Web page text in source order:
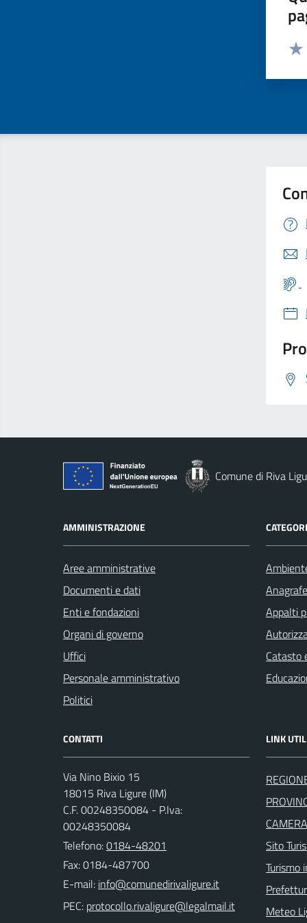
Comune di Riva
AMMINISTRAZIONE
Aree amministrative
Documenti e dati
Enti e fondazioni
Organi di governo
Uffici
Personale amministrativo
Politici
Appalti
Catasto
CONTATTI
Via Nino Bixio 15
18015 Riva Ligure (IM)
C.F. 00248350084 - P.Iva:
00248350084
Telefono:0184-48201
Fax: 0184-487700
E-mail:
PEC:
LINK
Sito
Turismo
Meteo